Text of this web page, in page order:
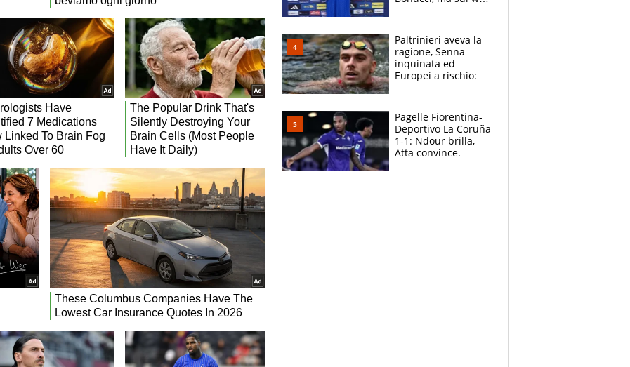
Paltrinieri aveva la
ragione, Senna
inquinata ed
Europei a rischio:
adesso
Pagelle Fiorentina-
Deportivo La Coruña
1-1: Ndour brilla,
Atta convince.